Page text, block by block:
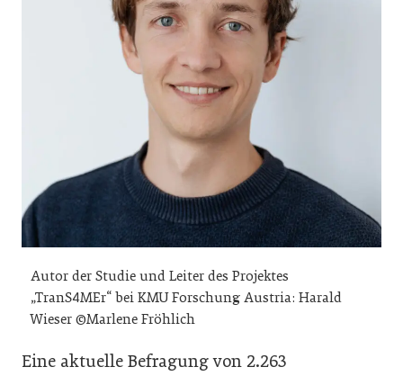
Autor der Studie und Leiter des Projektes
„TranS4MEr“ bei KMU Forschung Austria: Harald
Wieser ©Marlene Fröhlich
Eine aktuelle Befragung von 2.263